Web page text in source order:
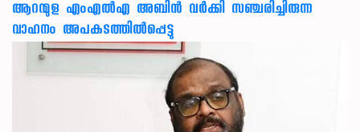
ആറന്മുള എംഎൽഎ അബിൻ വർക്കി സഞ്ചരിച്ചിരുന്ന
വാഹനം അപകടത്തിൽപ്പെട്ടു